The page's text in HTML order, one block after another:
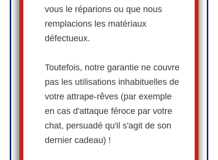
vous le réparions ou que nous
remplacions les matériaux
défectueux.
Toutefois, notre garantie ne couvre
pas les utilisations inhabituelles de
votre attrape-rêves (par exemple
en cas d'attaque féroce par votre
chat, persuadé qu'il s'agit de son
dernier cadeau) !